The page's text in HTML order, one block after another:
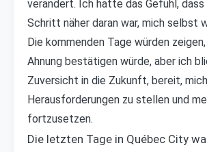
verändert. Ich hatte das Gefühl, dass
Schritt näher daran war, mich selbst
Die kommenden Tage würden
Ahnung bestätigen würde, aber ich
Zuversicht in die Zukunft, bereit,
Herausforderungen zu stellen und
fortzusetzen.
Die letzten Tage in Québec City